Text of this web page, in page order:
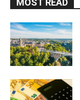
MOST READ